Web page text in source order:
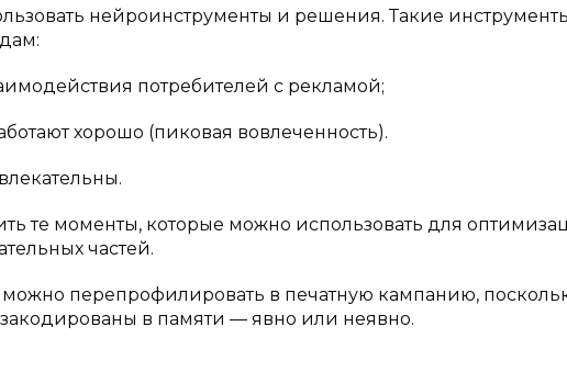
нейроинструменты и решения. Такие
потребителей с рекламой;
хорошо (пиковая вовлеченность).
те моменты, которые можно использовать для
частей.
перепрофилировать в печатную кампанию,
в памяти — явно или неявно.